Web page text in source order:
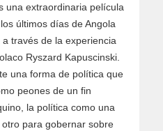
una extraordinaria película
últimos días de Angola
través de la experiencia
Ryszard Kapuscinski.
una forma de política que
peones de un fin
la política como una
para gobernar sobre